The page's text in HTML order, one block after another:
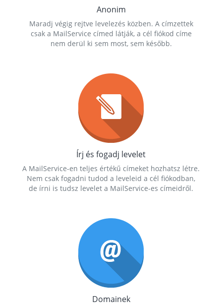
Anonim
Maradj végig rejtve levelezés közben. A címzettek
csak a MailService címed látják, a cél fiókod címe
nem derül ki sem most, sem később.
Írj és fogadj levelet
A MailService-en teljes értékű címeket hozhatsz létre.
Nem csak fogadni tudod a leveleid a cél fiókodban,
de írni is tudsz levelet a MailService-es címeidről.
Domainek